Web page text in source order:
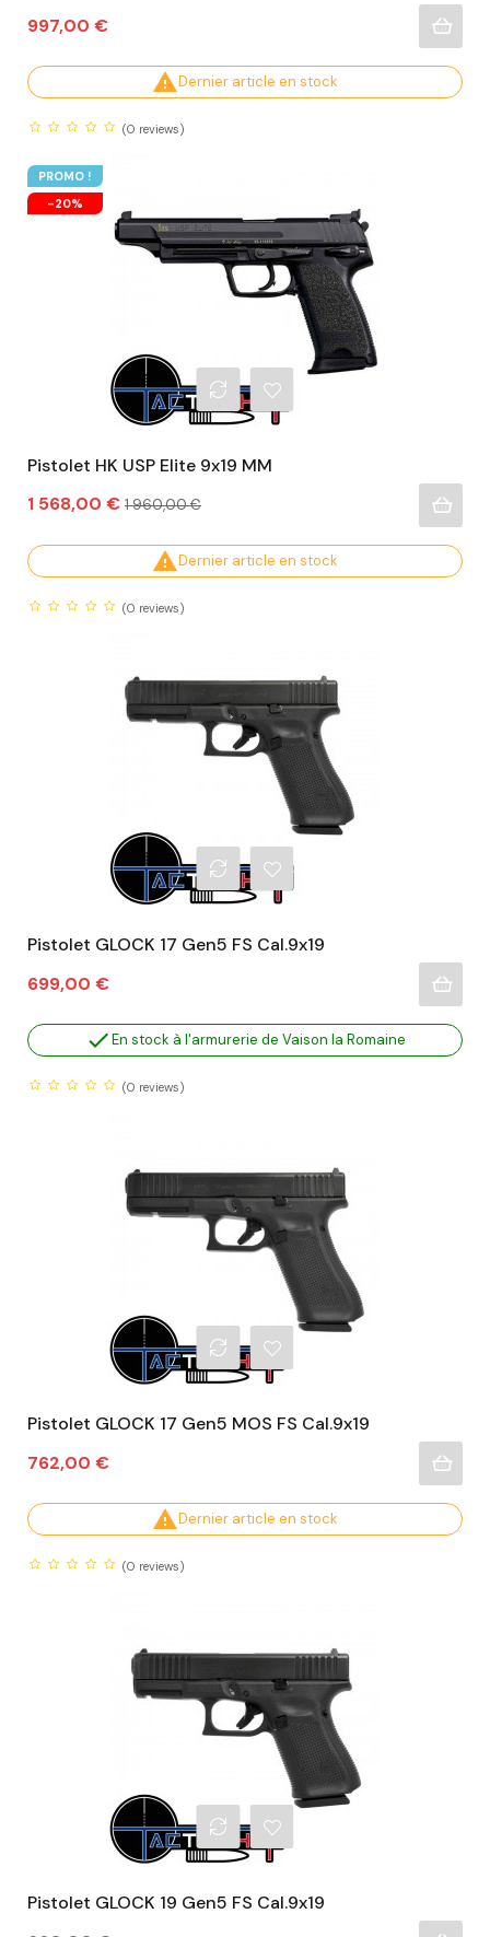
Prix
997,00 €
Dernier article en stock
(0 reviews)
PROMO !
-20%
Pistolet HK USP Elite 9x19 MM
Prix
1 568,00 € Prix
1 960,00 €
Dernier article en stock
(0 reviews)
Pistolet GLOCK 17 Gen5 FS Cal.9x19
Prix
699,00 €
En stock à l'armurerie de Vaison la Romaine
(0 reviews)
Pistolet GLOCK 17 Gen5 MOS FS Cal.9x19
Prix
762,00 €
Dernier article en stock
(0 reviews)
Pistolet GLOCK 19 Gen5 FS Cal.9x19